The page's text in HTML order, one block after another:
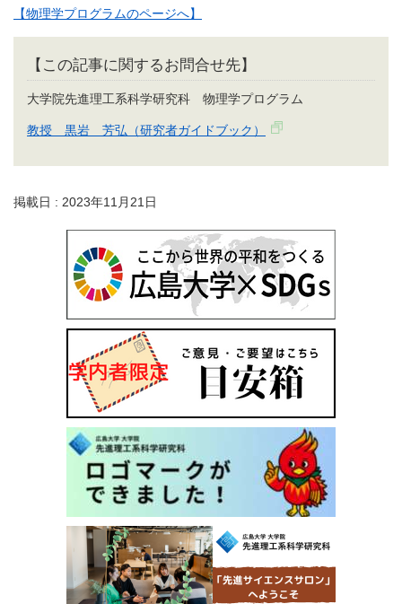
【物理学プログラムのページへ】
【この記事に関するお問合せ先】
大学院先進理工系科学研究科 物理学プログラム
教授 黒岩 芳弘（研究者ガイドブック）
掲載日 : 2023年11月21日